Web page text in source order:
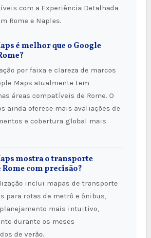
com a Experiência Detalhada
Rome e Naples.
é melhor que o Google
Maps atualmente tem
áreas compatíveis de Rome. O
ainda oferece mais avaliações de
e cobertura global mais
mostra o transporte
com precisão?
para rotas de metrô e ônibus,
mais intuitivo,
durante os meses
de verão.